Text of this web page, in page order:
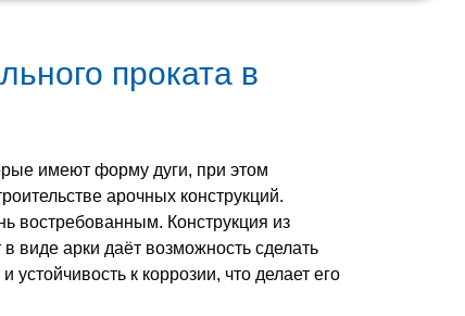
проката в
имеют форму дуги, при этом
арочных конструкций.
востребованным. Конструкция из
арки даёт возможность сделать
к коррозии, что делает его